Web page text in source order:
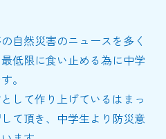
自然災害のニュースを多く
低限に食い止める為に中学
。
して作り上げているはまっ
て頂き、中学生より防災意